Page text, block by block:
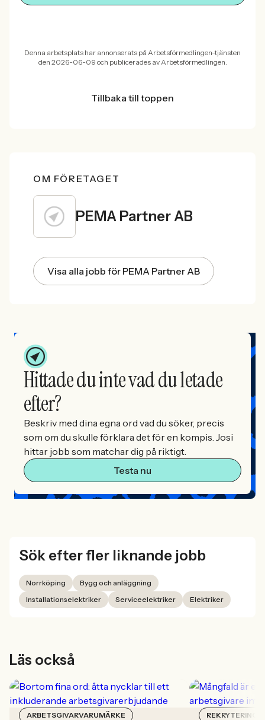
Denna arbetsplats har annonserats på Arbetsförmedlingen-tjänsten
den 2026-06-09 och publicerades av Arbetsförmedlingen.
Tillbaka till toppen
OM FÖRETAGET
PEMA Partner AB
Visa alla jobb för PEMA Partner AB
Hittade du inte vad du letade
efter?
Beskriv med dina egna ord vad du söker, precis
som om du skulle förklara det för en kompis. Josi
hittar jobb som matchar dig på riktigt.
Testa nu
Sök efter fler liknande jobb
Norrköping
Bygg och anläggning
Installationselektriker
Serviceelektriker Elektriker
Läs också
ARBETSGIVARVARUMÄRKE REKRYTERING